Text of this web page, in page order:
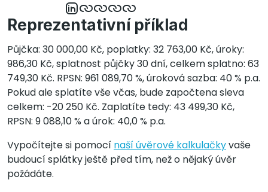
Reprezentativní příklad
Půjčka: 30 000,00 Kč, poplatky: 32 763,00 Kč, úroky:
986,30 Kč, splatnost půjčky 30 dní, celkem splatno: 63
749,30 Kč. RPSN: 961 089,70 %, úroková sazba: 40 % p.a.
Pokud ale splatíte vše včas, bude započtena sleva
celkem: -20 250 Kč. Zaplatíte tedy: 43 499,30 Kč,
RPSN: 9 088,10 % a úrok: 40,0 % p.a.
Vypočítejte si pomocí naší úvěrové kalkulačkyvaše
budoucí splátky ještě před tím, než o nějaký úvěr
požádáte.